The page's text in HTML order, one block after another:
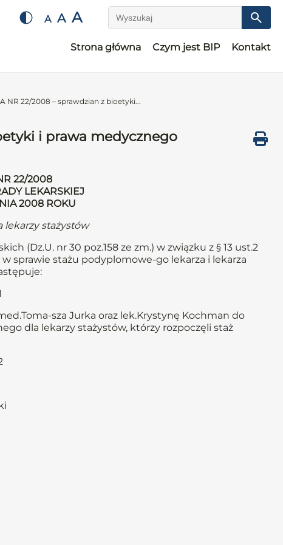
A A A Wyszukaj
Strona główna Czym jest BIP Kontakt
NR 22/2008 – sprawdzian z bioetyki...
i prawa medycznego
22/2008
LEKARSKIEJ
2008 ROKU
lekarzy stażystów
(Dz.U. nr 30 poz.158 ze zm.) w związku z § 13 ust.2
sprawie stażu podyplomowe-go lekarza i lekarza
sza Jurka oraz lek.Krystynę Kochman do
dla lekarzy stażystów, którzy rozpoczęli staż